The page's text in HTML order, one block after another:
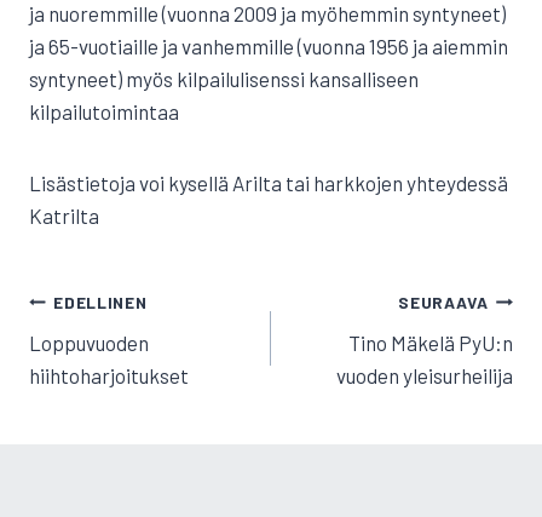
ja nuoremmille (vuonna 2009 ja myöhemmin syntyneet)
ja 65-vuotiaille ja vanhemmille (vuonna 1956 ja aiemmin
syntyneet) myös kilpailulisenssi kansalliseen
kilpailutoimintaa
Lisästietoja voi kysellä Arilta tai harkkojen yhteydessä
Katrilta
ARTIKKELIEN
SELAUS
EDELLINEN
Loppuvuoden
hiihtoharjoitukset
SEURAAVA
Tino Mäkelä PyU:n
vuoden yleisurheilija